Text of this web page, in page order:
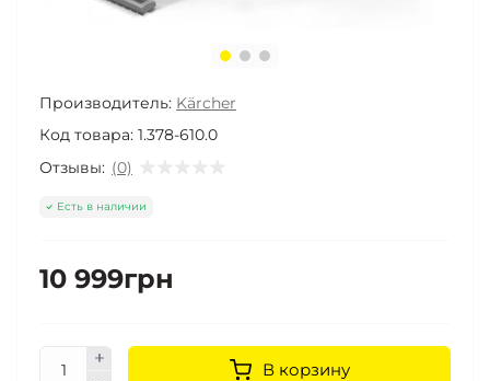
Производитель: Kärcher
Код товара: 1.378-610.0
Отзывы: (0)
Есть в наличии
10 999грн
В корзину